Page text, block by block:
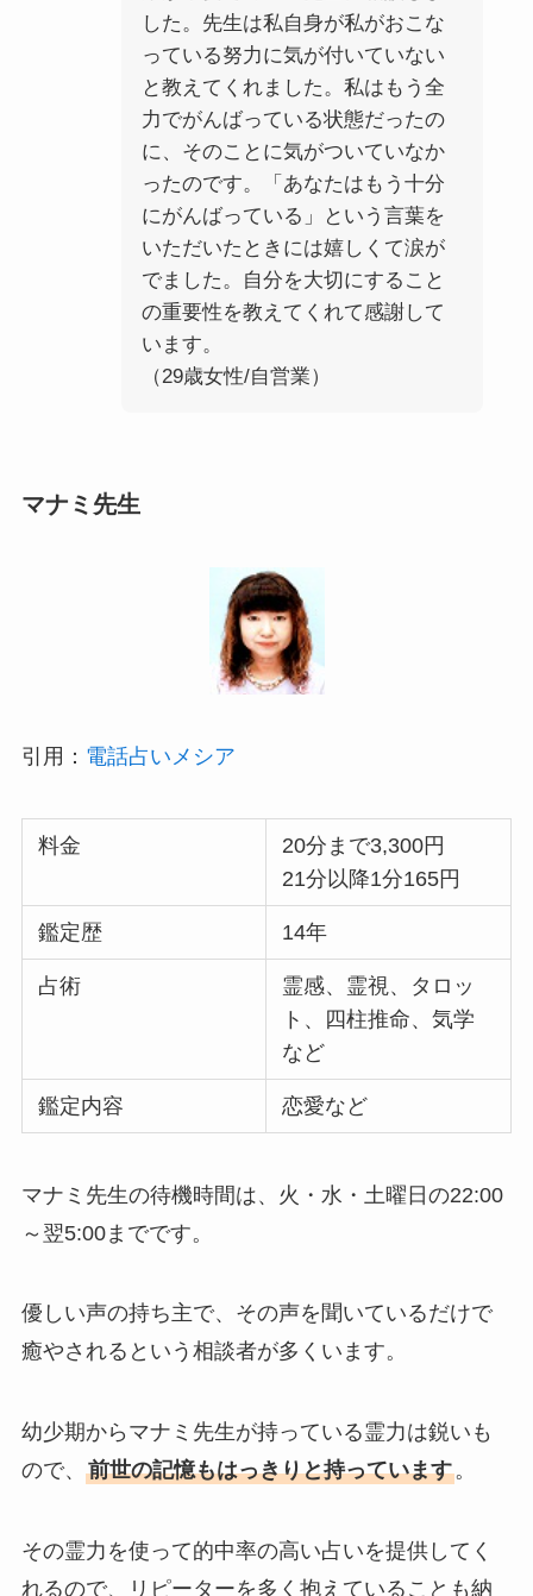
した。先生は私自身が私がおこな
っている努力に気が付いていない
と教えてくれました。私はもう全
力でがんばっている状態だったの
に、そのことに気がついていなか
ったのです。「あなたはもう十分
にがんばっている」という言葉を
いただいたときには嬉しくて涙が
でました。自分を大切にすること
の重要性を教えてくれて感謝して
います。
（29歳女性/自営業）
マナミ先生
引用： 電話占いメシア
料金
20分まで3,300円
21分以降1分165円
鑑定歴 14年
占術
霊感、霊視、タロッ
ト、四柱推命、気学
など
鑑定内容 恋愛など
マナミ先生の待機時間は、火・水・土曜日の22:00
～翌5:00までです。
優しい声の持ち主で、その声を聞いているだけで
癒やされるという相談者が多くいます。
幼少期からマナミ先生が持っている霊力は鋭いも
ので、 前世の記憶もはっきりと持っています。
その霊力を使って的中率の高い占いを提供してく
れるので、リピーターを多く抱えていることも納